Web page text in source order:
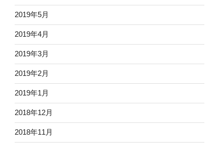
2019年5月
2019年4月
2019年3月
2019年2月
2019年1月
2018年12月
2018年11月